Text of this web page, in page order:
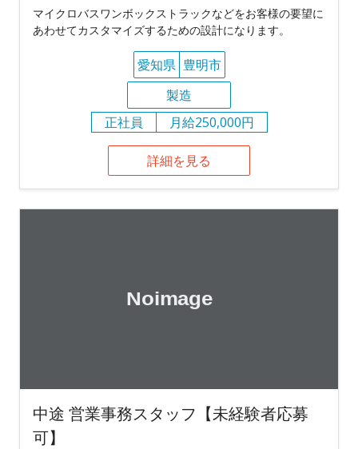
マイクロバスワンボックストラックなどをお客様の要望に
あわせてカスタマイズするための設計になります。
愛知県 豊明市
製造
正社員
月給250,000円
詳細を見る
中途 営業事務スタッフ【未経験者応募
可】